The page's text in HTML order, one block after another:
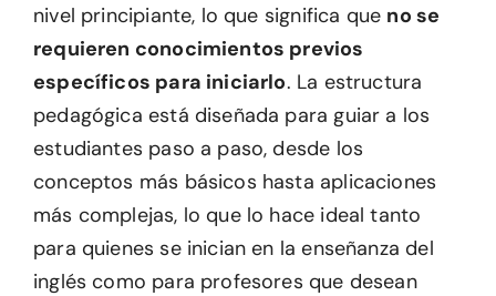
nivel principiante, lo que significa que no se
requieren conocimientos previos
específicos para iniciarlo. La estructura
pedagógica está diseñada para guiar a los
estudiantes paso a paso, desde los
conceptos más básicos hasta aplicaciones
más complejas, lo que lo hace ideal tanto
para quienes se inician en la enseñanza del
inglés como para profesores que desean